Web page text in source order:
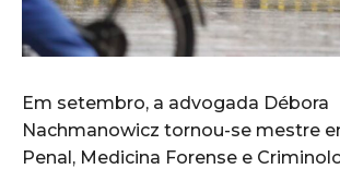
Em setembro, a advogada Débora
Nachmanowicz tornou-se mestre
Penal, Medicina Forense e